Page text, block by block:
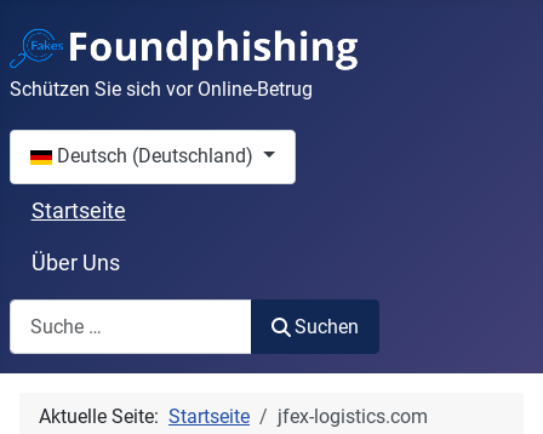
Schützen Sie sich vor Online-Betrug
Sprache auswählen
Deutsch (Deutschland)
Startseite
Über Uns
Suchen
Suchen
Aktuelle Seite: Startseite jfex-logistics.com